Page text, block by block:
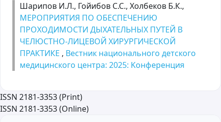
Шарипов И.Л., Гойибов С.С., Холбеков Б.К.,
МЕРОПРИЯТИЯ ПО ОБЕСПЕЧЕНИЮ
ПРОХОДИМОСТИ ДЫХАТЕЛЬНЫХ ПУТЕЙ В
ЧЕЛЮСТНО-ЛИЦЕВОЙ ХИРУРГИЧЕСКОЙ
ПРАКТИКЕ , Вестник национального детского
медицинского центра: 2025: Kонференция
ISSN 2181-3353 (Print)
ISSN 2181-3353 (Online)